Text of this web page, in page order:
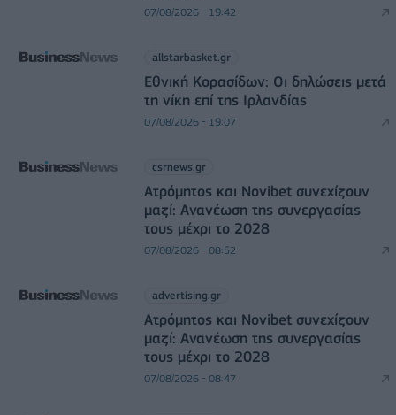
07/08/2026 - 19:42
allstarbasket.gr
Εθνική Κορασίδων: Οι δηλώσεις μετά
τη νίκη επί της Ιρλανδίας
07/08/2026 - 19:07
csrnews.gr
Ατρόμητος και Novibet συνεχίζουν
μαζί: Ανανέωση της συνεργασίας
τους μέχρι το 2028
07/08/2026 - 08:52
advertising.gr
Ατρόμητος και Novibet συνεχίζουν
μαζί: Ανανέωση της συνεργασίας
τους μέχρι το 2028
07/08/2026 - 08:47